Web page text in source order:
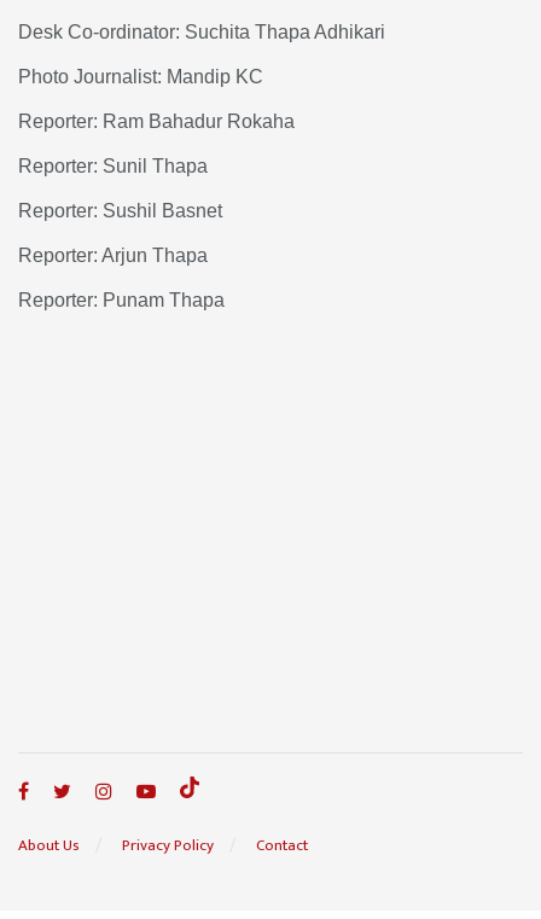
Desk Co-ordinator: Suchita Thapa Adhikari
Photo Journalist: Mandip KC
Reporter: Ram Bahadur Rokaha
Reporter: Sunil Thapa
Reporter: Sushil Basnet
Reporter: Arjun Thapa
Reporter: Punam Thapa
About Us Privacy Policy Contact